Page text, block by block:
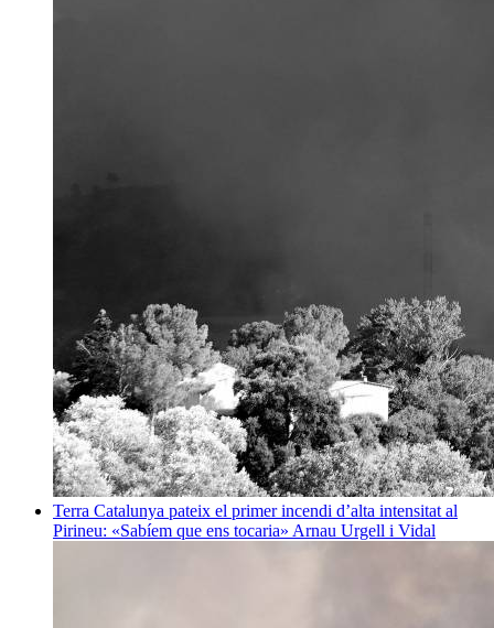
Terra Catalunya pateix el primer incendi d’alta intensitat al
Pirineu: «Sabíem que ens tocaria» Arnau Urgell i Vidal